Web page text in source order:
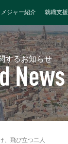
メジャー紹介 就職支援
するお知らせ
News
、飛び立つ二人